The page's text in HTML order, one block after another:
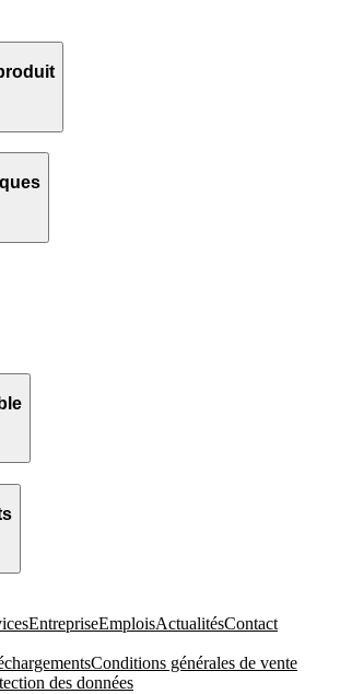
EntrepriseEmploisActualitésContact
Conditions générales de vente
des données